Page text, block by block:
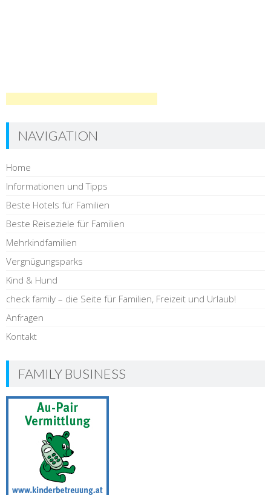
NAVIGATION
Home
Informationen und Tipps
Beste Hotels für Familien
Beste Reiseziele für Familien
Mehrkindfamilien
Vergnügungsparks
Kind & Hund
check family – die Seite für Familien, Freizeit und Urlaub!
Anfragen
Kontakt
FAMILY BUSINESS